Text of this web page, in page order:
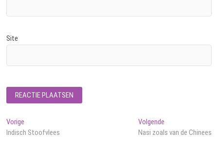
Site
Bericht
navigatie
Vorige
bericht:
Indisch Stoofvlees
VolgendeVolgend
bericht:
Nasi zoals van de Chinees